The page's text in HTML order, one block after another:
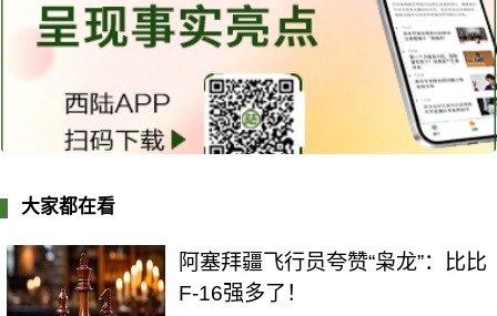
大家都在看
阿塞拜疆飞行员夸赞“枭龙”：比比
F-16强多了！